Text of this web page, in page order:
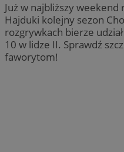
Już w najbliższy weekend
Hajduki kolejny sezon
rozgrywkach bierze
10 w lidze II. Sprawdź
faworytom!